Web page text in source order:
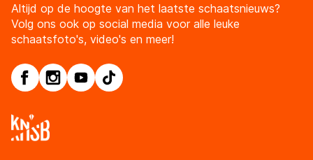
Altijd op de hoogte van het laatste schaatsnieuws?
Volg ons ook op social media voor alle leuke
schaatsfoto's, video's en meer!